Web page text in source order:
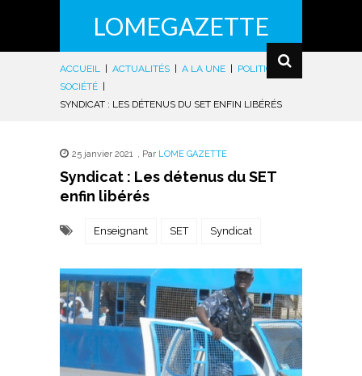
LOMEGAZETTE
ACCUEIL ACTUALITÉS A LA UNE POLITIQUE |
SOCIÉTÉ
SYNDICAT : LES DÉTENUS DU SET ENFIN LIBÉRÉS
25 janvier 2021 , Par LOME GAZETTE
Syndicat : Les détenus du SET
enfin libérés
Enseignant SET Syndicat